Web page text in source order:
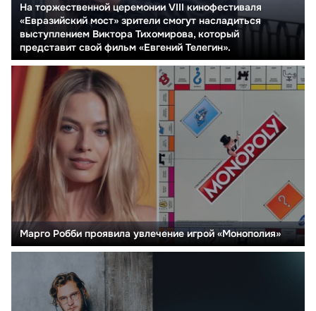
На торжественной церемонии VIII кинофестиваля
«Евразийский мост» зрители смогут насладиться
выступлением Виктора Тихомирова, который
представит свой фильм «Евгений Телегин».
Марго Робби проявила увлечение игрой «Монополия»